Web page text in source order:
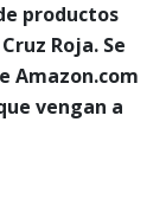
productos
Roja. Se
Amazon.com
vengan a